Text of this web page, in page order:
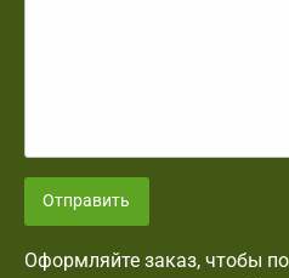
Отправить
Оформляйте заказ, чтобы